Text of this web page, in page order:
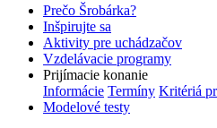
Prečo Šrobárka?
Inšpirujte sa
Aktivity pre uchádzačov
Vzdelávacie programy
Prijímacie konanie
Informácie Termíny Kritériá
Modelové testy